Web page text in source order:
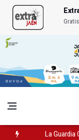
La Guardia